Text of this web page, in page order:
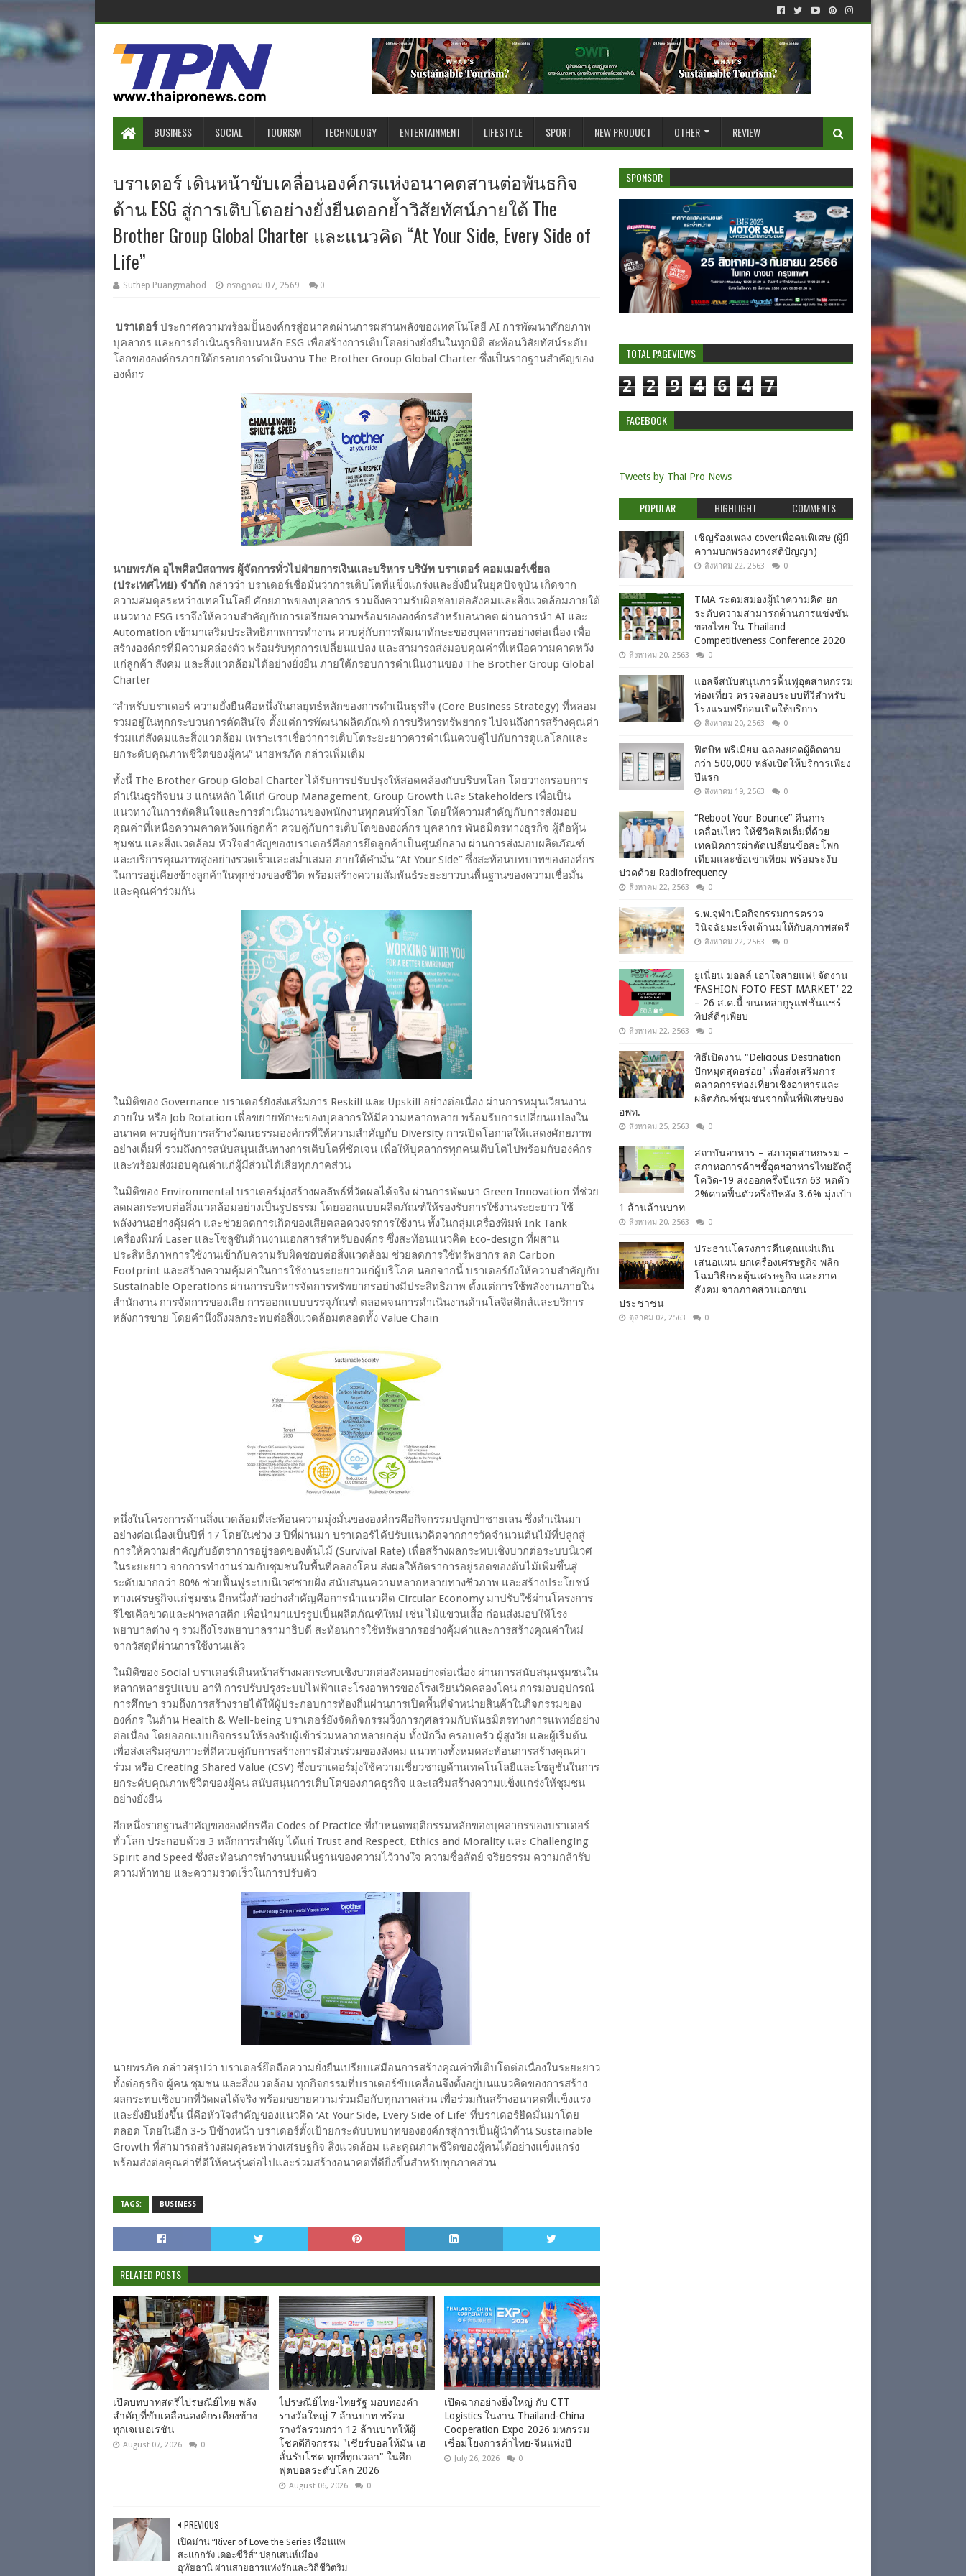
BUSINESS SOCIAL TOURISM TECHNOLOGY ENTERTAINMENT LIFESTYLE SPORT NEW PRODUCT OTHER REVIEW
บราเดอร์ เดินหน้าขับเคลื่อนองค์กรแห่งอนาคตสานต่อพันธกิจ
ด้าน ESG สู่การเติบโตอย่างยั่งยืนตอกย้ำวิสัยทัศน์ภายใต้ The
Brother Group Global Charter และแนวคิด “At Your Side, Every Side of
Life”
Suthep Puangmahod กรกฎาคม 07, 2569 0
บราเดอร์ประกาศความพร้อมปั้นองค์กรสู่อนาคตผ่านการผสานพลังของเทคโนโลยี AI การพัฒนาศักยภาพ
บุคลากร และการดำเนินธุรกิจบนหลัก ESG เพื่อสร้างการเติบโตอย่างยั่งยืนในทุกมิติ สะท้อนวิสัยทัศน์ระดับ
โลกขององค์กรภายใต้กรอบการดำเนินงาน The Brother Group Global Charter ซึ่งเป็นรากฐานสำคัญของ
องค์กร
นายพรภัค อุไพศิลป์สถาพร ผู้จัดการทั่วไปฝ่ายการเงินและบริหาร บริษัท บราเดอร์ คอมเมอร์เชี่ยล
(ประเทศไทย) จำกัด กล่าวว่า บราเดอร์เชื่อมั่นว่าการเติบโตที่แข็งแกร่งและยั่งยืนในยุคปัจจุบัน เกิดจาก
ความสมดุลระหว่างเทคโนโลยี ศักยภาพของบุคลากร รวมถึงความรับผิดชอบต่อสังคมและสิ่งแวดล้อมภายใต้
แนวทาง ESG เราจึงให้ความสำคัญกับการเตรียมความพร้อมขององค์กรสำหรับอนาคต ผ่านการนำ AI และ
Automation เข้ามาเสริมประสิทธิภาพการทำงาน ควบคู่กับการพัฒนาทักษะของบุคลากรอย่างต่อเนื่อง เพื่อ
สร้างองค์กรที่มีความคล่องตัว พร้อมรับทุกการเปลี่ยนแปลง และสามารถส่งมอบคุณค่าที่เหนือความคาดหวัง
แก่ลูกค้า สังคม และสิ่งแวดล้อมได้อย่างยั่งยืน ภายใต้กรอบการดำเนินงานของ The Brother Group Global
Charter
“สำหรับบราเดอร์ ความยั่งยืนคือหนึ่งในกลยุทธ์หลักของการดำเนินธุรกิจ (Core Business Strategy) ที่หลอม
รวมอยู่ในทุกกระบวนการตัดสินใจ ตั้งแต่การพัฒนาผลิตภัณฑ์ การบริหารทรัพยากร ไปจนถึงการสร้างคุณค่า
ร่วมแก่สังคมและสิ่งแวดล้อม เพราะเราเชื่อว่าการเติบโตระยะยาวควรดำเนินควบคู่ไปกับการดูแลโลกและ
ยกระดับคุณภาพชีวิตของผู้คน” นายพรภัค กล่าวเพิ่มเติม
ทั้งนี้ The Brother Group Global Charter ได้รับการปรับปรุงให้สอดคล้องกับบริบทโลก โดยวางกรอบการ
ดำเนินธุรกิจบน 3 แกนหลัก ได้แก่ Group Management, Group Growth และ Stakeholders เพื่อเป็น
แนวทางในการตัดสินใจและการดำเนินงานของพนักงานทุกคนทั่วโลก โดยให้ความสำคัญกับการส่งมอบ
คุณค่าที่เหนือความคาดหวังแก่ลูกค้า ควบคู่กับการเติบโตขององค์กร บุคลากร พันธมิตรทางธุรกิจ ผู้ถือหุ้น
ชุมชน และสิ่งแวดล้อม หัวใจสำคัญของบราเดอร์คือการยึดลูกค้าเป็นศูนย์กลาง ผ่านการส่งมอบผลิตภัณฑ์
และบริการคุณภาพสูงอย่างรวดเร็วและสม่ำเสมอ ภายใต้คำมั่น “At Your Side” ซึ่งสะท้อนบทบาทขององค์กร
ในการอยู่เคียงข้างลูกค้าในทุกช่วงของชีวิต พร้อมสร้างความสัมพันธ์ระยะยาวบนพื้นฐานของความเชื่อมั่น
และคุณค่าร่วมกัน
ในมิติของ Governance บราเดอร์ยังส่งเสริมการ Reskill และ Upskill อย่างต่อเนื่อง ผ่านการหมุนเวียนงาน
ภายใน หรือ Job Rotation เพื่อขยายทักษะของบุคลากรให้มีความหลากหลาย พร้อมรับการเปลี่ยนแปลงใน
อนาคต ควบคู่กับการสร้างวัฒนธรรมองค์กรที่ให้ความสำคัญกับ Diversity การเปิดโอกาสให้แสดงศักยภาพ
อย่างเต็มที่ รวมถึงการสนับสนุนเส้นทางการเติบโตที่ชัดเจน เพื่อให้บุคลากรทุกคนเติบโตไปพร้อมกับองค์กร
และพร้อมส่งมอบคุณค่าแก่ผู้มีส่วนได้เสียทุกภาคส่วน
ในมิติของ Environmental บราเดอร์มุ่งสร้างผลลัพธ์ที่วัดผลได้จริง ผ่านการพัฒนา Green Innovation ที่ช่วย
ลดผลกระทบต่อสิ่งแวดล้อมอย่างเป็นรูปธรรม โดยออกแบบผลิตภัณฑ์ให้รองรับการใช้งานระยะยาว ใช้
พลังงานอย่างคุ้มค่า และช่วยลดการเกิดของเสียตลอดวงจรการใช้งาน ทั้งในกลุ่มเครื่องพิมพ์ Ink Tank
เครื่องพิมพ์ Laser และโซลูชันด้านงานเอกสารสำหรับองค์กร ซึ่งสะท้อนแนวคิด Eco-design ที่ผสาน
ประสิทธิภาพการใช้งานเข้ากับความรับผิดชอบต่อสิ่งแวดล้อม ช่วยลดการใช้ทรัพยากร ลด Carbon
Footprint และสร้างความคุ้มค่าในการใช้งานระยะยาวแก่ผู้บริโภค นอกจากนี้ บราเดอร์ยังให้ความสำคัญกับ
Sustainable Operations ผ่านการบริหารจัดการทรัพยากรอย่างมีประสิทธิภาพ ตั้งแต่การใช้พลังงานภายใน
สำนักงาน การจัดการของเสีย การออกแบบบรรจุภัณฑ์ ตลอดจนการดำเนินงานด้านโลจิสติกส์และบริการ
หลังการขาย โดยคำนึงถึงผลกระทบต่อสิ่งแวดล้อมตลอดทั้ง Value Chain
หนึ่งในโครงการด้านสิ่งแวดล้อมที่สะท้อนความมุ่งมั่นขององค์กรคือกิจกรรมปลูกป่าชายเลน ซึ่งดำเนินมา
อย่างต่อเนื่องเป็นปีที่ 17 โดยในช่วง 3 ปีที่ผ่านมา บราเดอร์ได้ปรับแนวคิดจากการวัดจำนวนต้นไม้ที่ปลูกสู่
การให้ความสำคัญกับอัตราการอยู่รอดของต้นไม้ (Survival Rate) เพื่อสร้างผลกระทบเชิงบวกต่อระบบนิเวศ
ในระยะยาว จากการทำงานร่วมกับชุมชนในพื้นที่คลองโคน ส่งผลให้อัตราการอยู่รอดของต้นไม้เพิ่มขึ้นสู่
ระดับมากกว่า 80% ช่วยฟื้นฟูระบบนิเวศชายฝั่ง สนับสนุนความหลากหลายทางชีวภาพ และสร้างประโยชน์
ทางเศรษฐกิจแก่ชุมชน อีกหนึ่งตัวอย่างสำคัญคือการนำแนวคิด Circular Economy มาปรับใช้ผ่านโครงการ
รีไซเคิลขวดและฝาพลาสติก เพื่อนำมาแปรรูปเป็นผลิตภัณฑ์ใหม่ เช่น ไม้แขวนเสื้อ ก่อนส่งมอบให้โรง
พยาบาลต่าง ๆ รวมถึงโรงพยาบาลรามาธิบดี สะท้อนการใช้ทรัพยากรอย่างคุ้มค่าและการสร้างคุณค่าใหม่
จากวัสดุที่ผ่านการใช้งานแล้ว
ในมิติของ Social บราเดอร์เดินหน้าสร้างผลกระทบเชิงบวกต่อสังคมอย่างต่อเนื่อง ผ่านการสนับสนุนชุมชนใน
หลากหลายรูปแบบ อาทิ การปรับปรุงระบบไฟฟ้าและโรงอาหารของโรงเรียนวัดคลองโคน การมอบอุปกรณ์
การศึกษา รวมถึงการสร้างรายได้ให้ผู้ประกอบการท้องถิ่นผ่านการเปิดพื้นที่จำหน่ายสินค้าในกิจกรรมของ
องค์กร ในด้าน Health & Well-being บราเดอร์ยังจัดกิจกรรมวิ่งการกุศลร่วมกับพันธมิตรทางการแพทย์อย่าง
ต่อเนื่อง โดยออกแบบกิจกรรมให้รองรับผู้เข้าร่วมหลากหลายกลุ่ม ทั้งนักวิ่ง ครอบครัว ผู้สูงวัย และผู้เริ่มต้น
เพื่อส่งเสริมสุขภาวะที่ดีควบคู่กับการสร้างการมีส่วนร่วมของสังคม แนวทางทั้งหมดสะท้อนการสร้างคุณค่า
ร่วม หรือ Creating Shared Value (CSV) ซึ่งบราเดอร์มุ่งใช้ความเชี่ยวชาญด้านเทคโนโลยีและโซลูชันในการ
ยกระดับคุณภาพชีวิตของผู้คน สนับสนุนการเติบโตของภาคธุรกิจ และเสริมสร้างความแข็งแกร่งให้ชุมชน
อย่างยั่งยืน
อีกหนึ่งรากฐานสำคัญขององค์กรคือ Codes of Practice ที่กำหนดพฤติกรรมหลักของบุคลากรของบราเดอร์
ทั่วโลก ประกอบด้วย 3 หลักการสำคัญ ได้แก่ Trust and Respect, Ethics and Morality และ Challenging
Spirit and Speed ซึ่งสะท้อนการทำงานบนพื้นฐานของความไว้วางใจ ความซื่อสัตย์ จริยธรรม ความกล้ารับ
ความท้าทาย และความรวดเร็วในการปรับตัว
นายพรภัค กล่าวสรุปว่า บราเดอร์ยึดถือความยั่งยืนเปรียบเสมือนการสร้างคุณค่าที่เติบโตต่อเนื่องในระยะยาว
ทั้งต่อธุรกิจ ผู้คน ชุมชน และสิ่งแวดล้อม ทุกกิจกรรมที่บราเดอร์ขับเคลื่อนจึงตั้งอยู่บนแนวคิดของการสร้าง
ผลกระทบเชิงบวกที่วัดผลได้จริง พร้อมขยายความร่วมมือกับทุกภาคส่วน เพื่อร่วมกันสร้างอนาคตที่แข็งแรง
และยั่งยืนยิ่งขึ้น นี่คือหัวใจสำคัญของแนวคิด ‘At Your Side, Every Side of Life’ ที่บราเดอร์ยึดมั่นมาโดย
ตลอด โดยในอีก 3-5 ปีข้างหน้า บราเดอร์ตั้งเป้ายกระดับบทบาทขององค์กรสู่การเป็นผู้นำด้าน Sustainable
Growth ที่สามารถสร้างสมดุลระหว่างเศรษฐกิจ สิ่งแวดล้อม และคุณภาพชีวิตของผู้คนได้อย่างแข็งแกร่ง
พร้อมส่งต่อคุณค่าที่ดีให้คนรุ่นต่อไปและร่วมสร้างอนาคตที่ดียิ่งขึ้นสำหรับทุกภาคส่วน
TAGS: BUSINESS
RELATED POSTS
เปิดบทบาทสตรีไปรษณีย์ไทย พลัง
สำคัญที่ขับเคลื่อนองค์กรเคียงข้าง
ทุกเจเนอเรชัน
August 07, 2026 0
ไปรษณีย์ไทย-ไทยรัฐ มอบทองคำ
รางวัลใหญ่ 7 ล้านบาท พร้อม
รางวัลรวมกว่า 12 ล้านบาทให้ผู้
โชคดีกิจกรรม "เชียร์บอลให้มัน เฮ
ลั่นรับโชค ทุกที่ทุกเวลา" ในศึก
ฟุตบอลระดับโลก 2026
August 06, 2026 0
เปิดฉากอย่างยิ่งใหญ่ กับ CTT
Logistics ในงาน Thailand-China
Cooperation Expo 2026 มหกรรม
เชื่อมโยงการค้าไทย-จีนแห่งปี
July 26, 2026 0
PREVIOUS
เปิดม่าน “River of Love the Series เรือนแพ
สะแกกรัง เดอะซีรีส์” ปลุกเสน่ห์เมือง
อุทัยธานี ผ่านสายธารแห่งรักและวิถีชีวิตริม
SPONSOR
TOTAL PAGEVIEWS
2 2 9 4 6 4 7
FACEBOOK
Tweets by Thai Pro News
POPULAR HIGHLIGHT COMMENTS
เชิญร้องเพลง coverเพื่อคนพิเศษ (ผู้มี
ความบกพร่องทางสติปัญญา)
สิงหาคม 22, 2563 0
TMA ระดมสมองผู้นำความคิด ยก
ระดับความสามารถด้านการแข่งขัน
ของไทย ใน Thailand
Competitiveness Conference 2020
สิงหาคม 20, 2563 0
แอลจีสนับสนุนการฟื้นฟูอุตสาหกรรม
ท่องเที่ยว ตรวจสอบระบบทีวีสำหรับ
โรงแรมฟรีก่อนเปิดให้บริการ
สิงหาคม 20, 2563 0
ฟิตบิท พรีเมียม ฉลองยอดผู้ติดตาม
กว่า 500,000 หลังเปิดให้บริการเพียง
ปีแรก
สิงหาคม 19, 2563 0
“Reboot Your Bounce” คืนการ
เคลื่อนไหว ให้ชีวิตฟิตเต็มที่ด้วย
เทคนิคการผ่าตัดเปลี่ยนข้อสะโพก
เทียมและข้อเข่าเทียม พร้อมระงับ
ปวดด้วย Radiofrequency
สิงหาคม 22, 2563 0
ร.พ.จุฬาเปิดกิจกรรมการตรวจ
วินิจฉัยมะเร็งเต้านมให้กับสุภาพสตรี
สิงหาคม 22, 2563 0
ยูเนี่ยน มอลล์ เอาใจสายแฟ! จัดงาน
‘FASHION FOTO FEST MARKET’ 22
– 26 ส.ค.นี้ ขนเหล่ากูรูแฟชั่นแชร์
ทิปส์ดีๆเพียบ
สิงหาคม 22, 2563 0
พิธีเปิดงาน "Delicious Destination
ปักหมุดสุดอร่อย" เพื่อส่งเสริมการ
ตลาดการท่องเที่ยวเชิงอาหารและ
ผลิตภัณฑ์ชุมชนจากพื้นที่พิเศษของ
อพท.
สิงหาคม 25, 2563 0
สถาบันอาหาร – สภาอุตสาหกรรม –
สภาหอการค้าฯชี้อุตฯอาหารไทยฮึดสู้
โควิด-19 ส่งออกครึ่งปีแรก 63 หดตัว
2%คาดฟื้นตัวครึ่งปีหลัง 3.6% มุ่งเป้า
1 ล้านล้านบาท
สิงหาคม 20, 2563 0
ประธานโครงการคืนคุณแผ่นดิน
เสนอแผน ยกเครื่องเศรษฐกิจ พลิก
โฉมวิธีกระตุ้นเศรษฐกิจ และภาค
สังคม จากภาคส่วนเอกชน
ประชาชน
ตุลาคม 02, 2563 0